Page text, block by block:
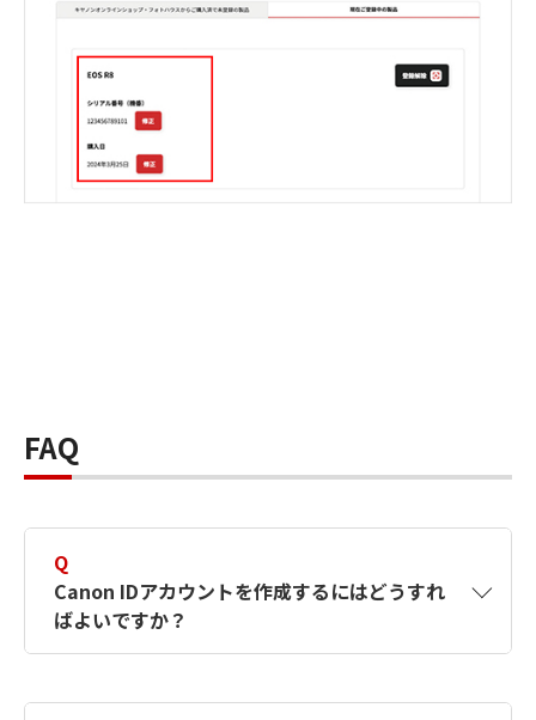
FAQ
Q
Canon IDアカウントを作成するにはどうすれ
ばよいですか？